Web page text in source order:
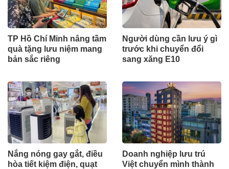
TP Hồ Chí Minh nâng tầm
quà tặng lưu niệm mang
bản sắc riêng
Người dùng cần lưu ý gì
trước khi chuyển đổi
sang xăng E10
Nắng nóng gay gắt, điều
hòa tiết kiệm điện, quạt
Doanh nghiệp lưu trú
Việt chuyển mình thành